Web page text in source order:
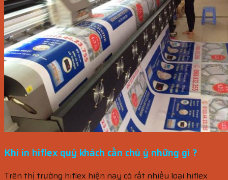
Khi in hiflex quý khách cần chú ý những gì ?
Trên thị trường hiflex hiện nay có rất nhiều loại hiflex